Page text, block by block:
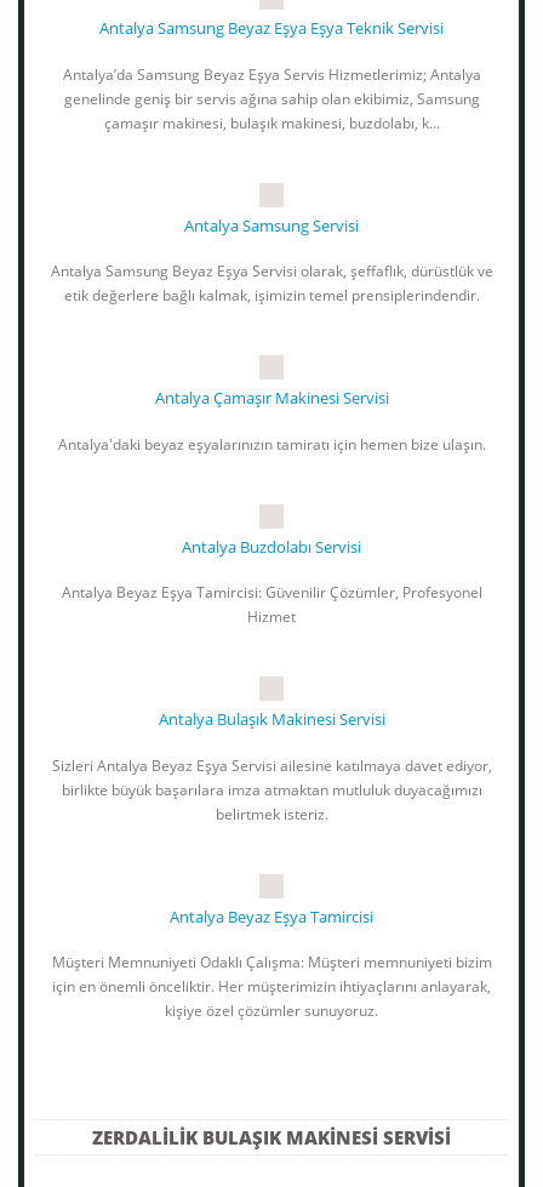
Antalya Samsung Beyaz Eşya Eşya Teknik Servisi
Antalya’da Samsung Beyaz Eşya Servis Hizmetlerimiz; Antalya
genelinde geniş bir servis ağına sahip olan ekibimiz, Samsung
çamaşır makinesi, bulaşık makinesi, buzdolabı, k...
Antalya Samsung Servisi
Antalya Samsung Beyaz Eşya Servisi olarak, şeffaflık, dürüstlük ve
etik değerlere bağlı kalmak, işimizin temel prensiplerindendir.
Antalya Çamaşır Makinesi Servisi
Antalya'daki beyaz eşyalarınızın tamiratı için hemen bize ulaşın.
Antalya Buzdolabı Servisi
Antalya Beyaz Eşya Tamircisi: Güvenilir Çözümler, Profesyonel
Hizmet
Antalya Bulaşık Makinesi Servisi
Sizleri Antalya Beyaz Eşya Servisi ailesine katılmaya davet ediyor,
birlikte büyük başarılara imza atmaktan mutluluk duyacağımızı
belirtmek isteriz.
Antalya Beyaz Eşya Tamircisi
Müşteri Memnuniyeti Odaklı Çalışma: Müşteri memnuniyeti bizim
için en önemli önceliktir. Her müşterimizin ihtiyaçlarını anlayarak,
kişiye özel çözümler sunuyoruz.
ZERDALILIK BULAŞIK MAKINESI SERVISI